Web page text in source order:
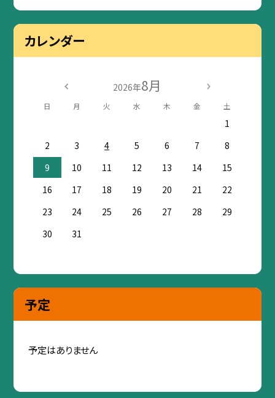
カレンダー
2026年8月
日 月 火 水 木 金 土
1
2
3 4 5 6 7
8
9
10 11 12 13 14
15
16
17 18 19 20 21
22
23
24 25 26 27 28
29
30
31
予定
予定はありません